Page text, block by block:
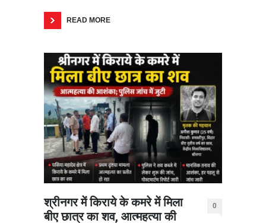
READ MORE
श्रीनगर में किराये के कमरे में मिला
बीए छात्र का शव, आत्महत्या की
0